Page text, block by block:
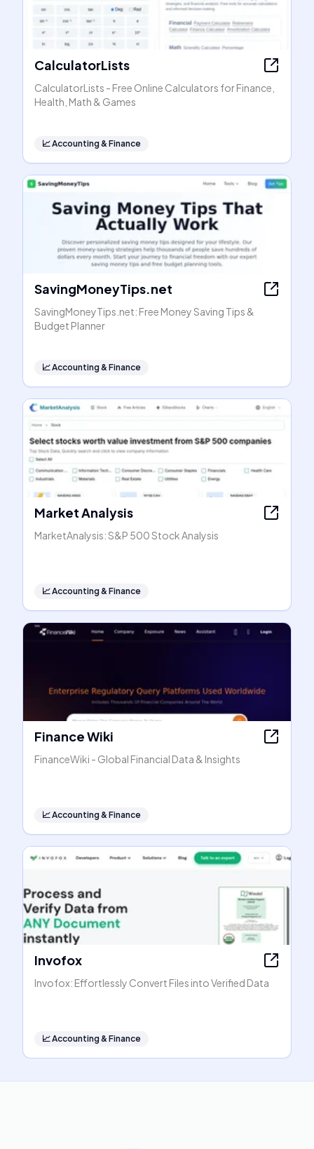
CalculatorLists
CalculatorLists - Free Online Calculators for Finance,
Health, Math & Games
📈Accounting & Finance
SavingMoneyTips.net
SavingMoneyTips.net: Free Money Saving Tips &
Budget Planner
📈Accounting & Finance
Market Analysis
MarketAnalysis: S&P 500 Stock Analysis
📈Accounting & Finance
Finance Wiki
FinanceWiki - Global Financial Data & Insights
📈Accounting & Finance
Invofox
Invofox: Effortlessly Convert Files into Verified Data
📈Accounting & Finance